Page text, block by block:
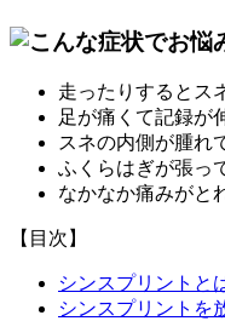
走ったりするとス
足が痛くて記録が
スネの内側が腫れ
ふくらはぎが張っ
なかなか痛みがと
【目次】
シンスプリントと
シンスプリントを